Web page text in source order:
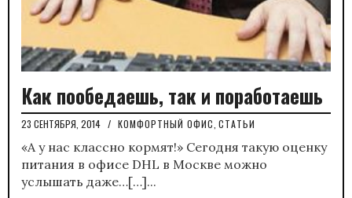
Как пообедаешь, так и поработаешь
23 СЕНТЯБРЯ, 2014 / КОМФОРТНЫЙ ОФИС СТАТЬИ
«А у нас классно кормят!» Сегодня такую оценку
питания в офисе DHL в Москве можно
услышать даже…[…]...